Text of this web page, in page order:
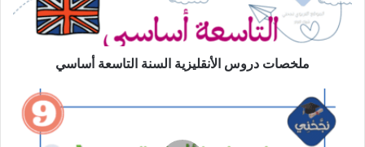
ملخصات دروس الأنقليزية السنة التاسعة أساسي
تأليفية
عدد1